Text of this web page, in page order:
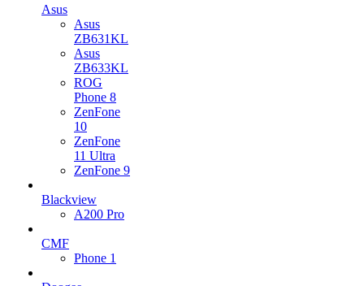
Asus
Asus
ZB631KL
Asus
ZB633KL
ROG
Phone 8
ZenFone
10
ZenFone
11 Ultra
ZenFone 9
Blackview
A200 Pro
CMF
Phone 1